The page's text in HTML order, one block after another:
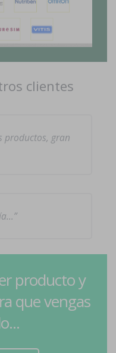
clientes
productos, gran
producto y
que vengas